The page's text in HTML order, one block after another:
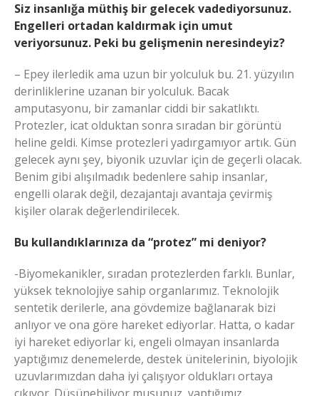
Siz insanlığa müthiş bir gelecek vadediyorsunuz.
Engelleri ortadan kaldırmak için umut
veriyorsunuz. Peki bu gelişmenin neresindeyiz?
– Epey ilerledik ama uzun bir yolculuk bu. 21. yüzyılın
derinliklerine uzanan bir yolculuk. Bacak
amputasyonu, bir zamanlar ciddi bir sakatlıktı.
Protezler, icat olduktan sonra sıradan bir görüntü
heline geldi. Kimse protezleri yadırgamıyor artık. Gün
gelecek aynı şey, biyonik uzuvlar için de geçerli olacak.
Benim gibi alışılmadık bedenlere sahip insanlar,
engelli olarak değil, dezajantajı avantaja çevirmiş
kişiler olarak değerlendirilecek.
Bu kullandıklarınıza da “protez” mi deniyor?
-Biyomekanikler, sıradan protezlerden farklı. Bunlar,
yüksek teknolojiye sahip organlarımız. Teknolojik
sentetik derilerle, ana gövdemize bağlanarak bizi
anlıyor ve ona göre hareket ediyorlar. Hatta, o kadar
iyi hareket ediyorlar ki, engeli olmayan insanlarda
yaptığımız denemelerde, destek ünitelerinin, biyolojik
uzuvlarımızdan daha iyi çalışıyor oldukları ortaya